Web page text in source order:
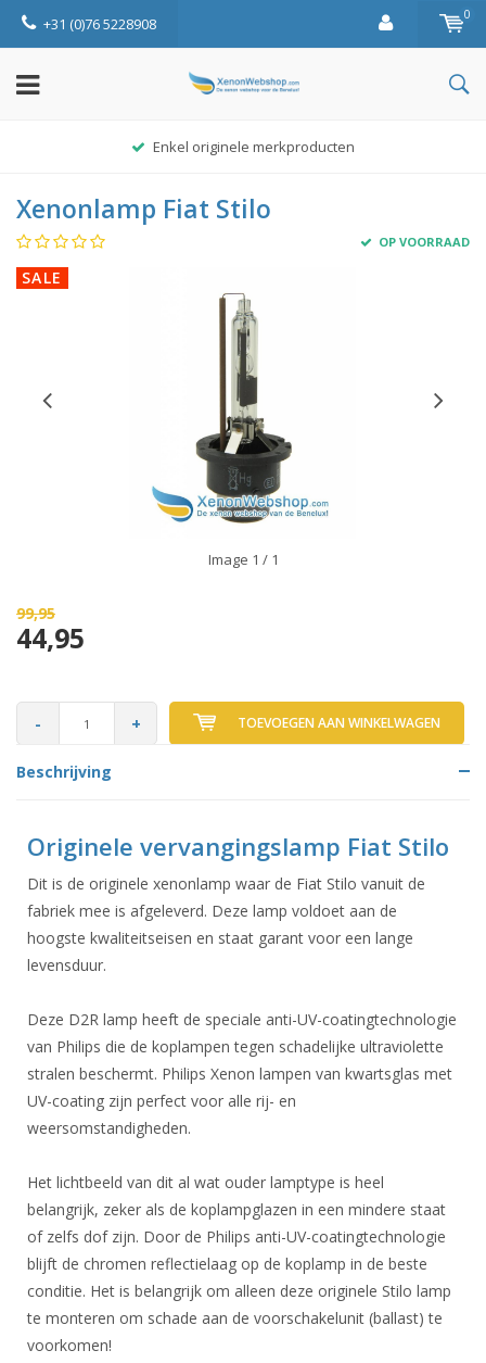
+31 (0)76 5228908 0
Enkel originele merkproducten
Xenonlamp Fiat Stilo
OP VOORRAAD
SALE
Image 1 / 1
99,95
44,95
- + TOEVOEGEN AAN WINKELWAGEN
Beschrijving
Originele vervangingslamp Fiat Stilo
Dit is de originele xenonlamp waar de Fiat Stilo vanuit de
fabriek mee is afgeleverd. Deze lamp voldoet aan de
hoogste kwaliteitseisen en staat garant voor een lange
levensduur.
Deze D2R lamp heeft de speciale anti-UV-coatingtechnologie
van Philips die de koplampen tegen schadelijke ultraviolette
stralen beschermt. Philips Xenon lampen van kwartsglas met
UV-coating zijn perfect voor alle rij- en
weersomstandigheden.
Het lichtbeeld van dit al wat ouder lamptype is heel
belangrijk, zeker als de koplampglazen in een mindere staat
of zelfs dof zijn. Door de Philips anti-UV-coatingtechnologie
blijft de chromen reflectielaag op de koplamp in de beste
conditie. Het is belangrijk om alleen deze originele Stilo lamp
te monteren om schade aan de voorschakelunit (ballast) te
voorkomen!